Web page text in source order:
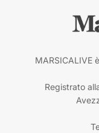
MARSICALIVE
Registrato